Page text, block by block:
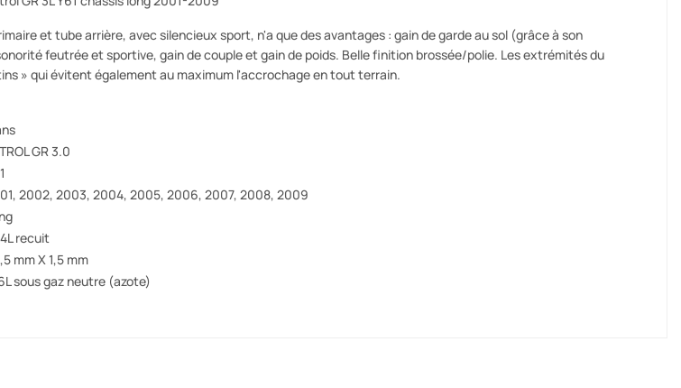
et tube arrière, avec silencieux sport, n'a que des avantages : gain de garde au sol (grâce à son
feutrée et sportive, gain de couple et gain de poids. Belle finition brossée/polie. Les extrémités du
» qui évitent également au maximum l'accrochage en tout terrain.
GR 3.0
2002, 2003, 2004, 2005, 2006, 2007, 2008, 2009
recuit
mm X 1,5 mm
sous gaz neutre (azote)